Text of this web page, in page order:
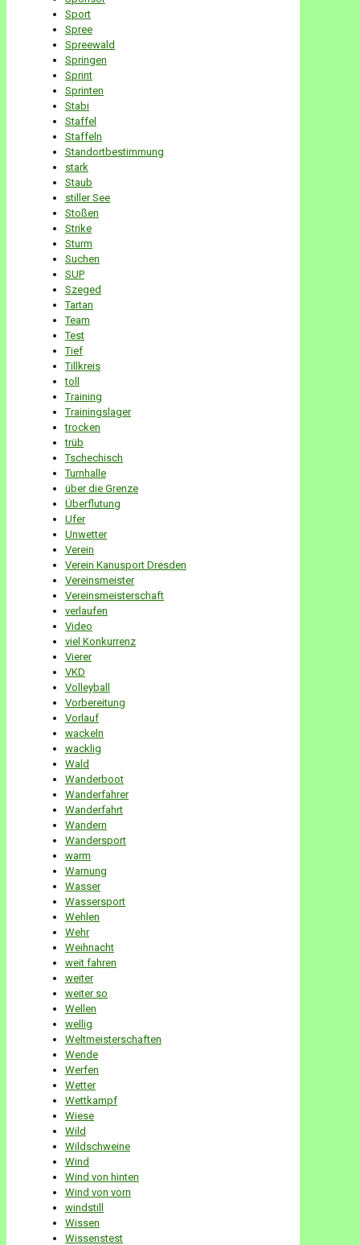
Sport
Spree
Spreewald
Springen
Sprint
Sprinten
Stabi
Staffel
Staffeln
Standortbestimmung
stark
Staub
stiller See
Stoßen
Strike
Sturm
Suchen
SUP
Szeged
Tartan
Team
Test
Tief
Tillkreis
toll
Training
Trainingslager
trocken
trüb
Tschechisch
Turnhalle
über die Grenze
Überflutung
Ufer
Unwetter
Verein
Verein Kanusport Dresden
Vereinsmeister
Vereinsmeisterschaft
verlaufen
Video
viel Konkurrenz
Vierer
VKD
Volleyball
Vorbereitung
Vorlauf
wackeln
wacklig
Wald
Wanderboot
Wanderfahrer
Wanderfahrt
Wandern
Wandersport
warm
Warnung
Wasser
Wassersport
Wehlen
Wehr
Weihnacht
weit fahren
weiter
weiter so
Wellen
wellig
Weltmeisterschaften
Wende
Werfen
Wetter
Wettkampf
Wiese
Wild
Wildschweine
Wind
Wind von hinten
Wind von vorn
windstill
Wissen
Wissenstest